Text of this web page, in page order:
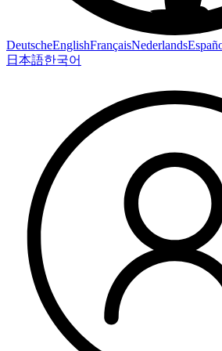
DeutscheEnglishFrançaisNederlands
日本語한국어